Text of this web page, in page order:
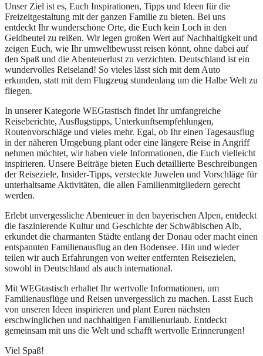
Unser Ziel ist es, Euch Inspirationen, Tipps und Ideen für die
Freizeitgestaltung mit der ganzen Familie zu bieten. Bei uns
entdeckt Ihr wunderschöne Orte, die Euch kein Loch in den
Geldbeutel zu reißen. Wir legen großen Wert auf Nachhaltigkeit und
zeigen Euch, wie Ihr umweltbewusst reisen könnt, ohne dabei auf
den Spaß und die Abenteuerlust zu verzichten. Deutschland ist ein
wundervolles Reiseland! So vieles lässt sich mit dem Auto
erkunden, statt mit dem Flugzeug stundenlang um die Halbe Welt zu
fliegen.
In unserer Kategorie WEGtastisch findet Ihr umfangreiche
Reiseberichte, Ausflugstipps, Unterkunftsempfehlungen,
Routenvorschläge und vieles mehr. Egal, ob Ihr einen Tagesausflug
in der näheren Umgebung plant oder eine längere Reise in Angriff
nehmen möchtet, wir haben viele Informationen, die Euch vielleicht
inspirieren. Unsere Beiträge bieten Euch detaillierte Beschreibungen
der Reiseziele, Insider-Tipps, versteckte Juwelen und Vorschläge für
unterhaltsame Aktivitäten, die allen Familienmitgliedern gerecht
werden.
Erlebt unvergessliche Abenteuer in den bayerischen Alpen, entdeckt
die faszinierende Kultur und Geschichte der Schwäbischen Alb,
erkundet die charmanten Städte entlang der Donau oder macht einen
entspannten Familienausflug an den Bodensee. Hin und wieder
teilen wir auch Erfahrungen von weiter entfernten Reisezielen,
sowohl in Deutschland als auch international.
Mit WEGtastisch erhaltet Ihr wertvolle Informationen, um
Familienausflüge und Reisen unvergesslich zu machen. Lasst Euch
von unseren Ideen inspirieren und plant Euren nächsten
erschwinglichen und nachhaltigen Familienurlaub. Entdeckt
gemeinsam mit uns die Welt und schafft wertvolle Erinnerungen!
Viel Spaß!